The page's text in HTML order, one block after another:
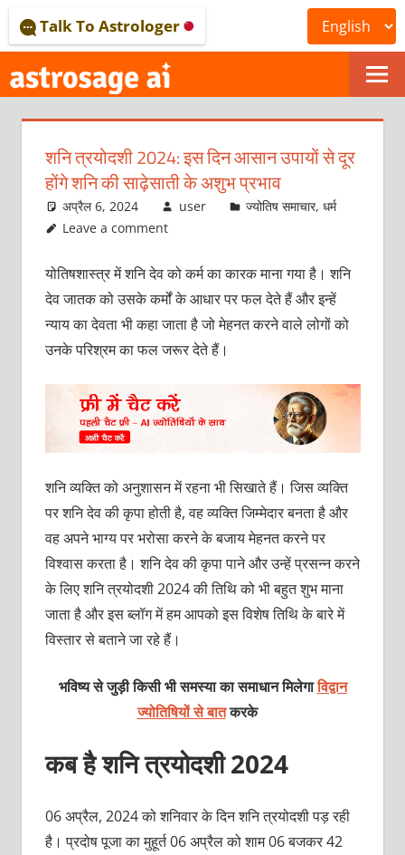
to
content
ONLINE
ASTROLOGICAL
JOURNAL
–
MAGAZINE
Talk To Astrologer
शनि त्रयोदशी 2024: इस दिन आसान उपायों से दूर
होंगे शनि की साढ़ेसाती के अशुभ प्रभाव
अप्रैल 6, 2024 user ज्योतिष समाचार,धर्म
Leave a comment
योतिषशास्‍त्र में शनि देव को कर्म का कारक माना गया है। शनि
देव जातक को उसके कर्मों के आधार पर फल देते हैं और इन्‍हें
न्‍याय का देवता भी कहा जाता है जो मेहनत करने वाले लोगों को
उनके परिश्रम का फल जरूर देते हैं।
शनि व्‍यक्‍ति को अनुशासन में रहना भी सिखाते हैं। जिस व्‍यक्‍ति
पर शनि देव की कृपा होती है, वह व्‍यक्‍ति जिम्‍मेदार बनता है और
वह अपने भाग्‍य पर भरोसा करने के बजाय मेहनत करने पर
विश्‍वास करता है। शनि देव की कृपा पाने और उन्‍हें प्रसन्‍न करने
के लिए शनि त्रयोदशी 2024 की तिथि को भी बहुत शुभ माना
जाता है और इस ब्‍लॉग में हम आपको इस विशेष तिथि के बारे में
विस्‍तार से बताने जा रहे हैं।
भविष्य से जुड़ी किसी भी समस्या का समाधान मिलेगाविद्वान
ज्योतिषियों से बातकरके
कब है शनि त्रयोदशी 2024
06 अप्रैल, 2024 को शनिवार के दिन शनि त्रयोदशी पड़ रही
है। प्रदोष पूजा का मुहूर्त 06 अप्रैल को शाम 06 बजकर 42